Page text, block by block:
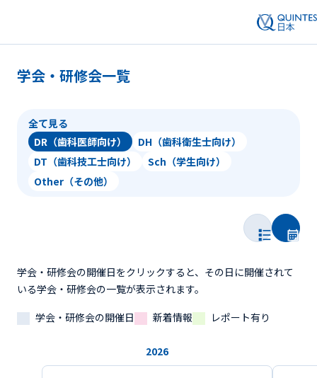
学会・研修会一覧
全て見る
DR（歯科医師向け）
DH（歯科衛生士向け）
DT（歯科技工士向け）
Sch（学生向け）
Other（その他）
学会・研修会の開催日をクリックすると、その日に開催されて
いる学会・研修会の一覧が表示されます。
学会・研修会の開催日
新着情報 レポート有り
2026